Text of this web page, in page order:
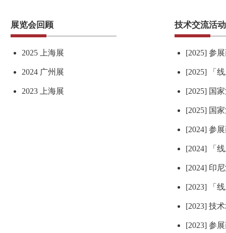
展览会回顾
2025 上海展
2024 广州展
2023 上海展
技术交流活动
[2025] 参
[2025] 「
[2025] 国
[2025] 国
[2024] 参
[2024] 「
[2024] 印
[2023] 「
[2023] 技
[2023] 参